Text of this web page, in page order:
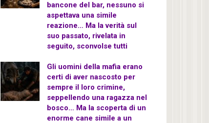
bancone del bar, nessuno si
aspettava una simile
reazione… Ma la verità sul
suo passato, rivelata in
seguito, sconvolse tutti
Gli uomini della mafia erano
certi di aver nascosto per
sempre il loro crimine,
seppellendo una ragazza nel
bosco… Ma la scoperta di un
enorme cane simile a un